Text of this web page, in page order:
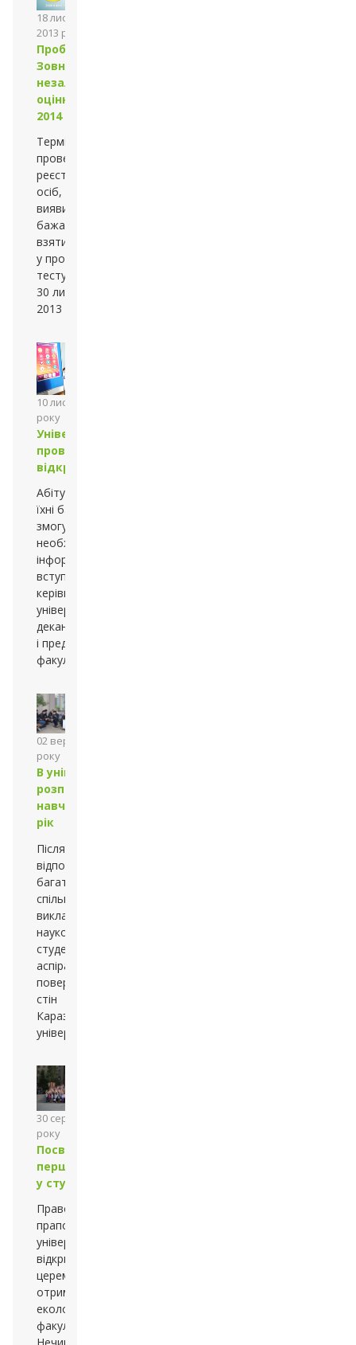
18 листопада
2013 року
Пробне
Зовнішнє
незалежне
оцінювання–
2014
Термін
проведення
реєстрації
осіб, які
виявили
бажання
взяти участь
у пробному
тестуванні: 1–
30 листопада
2013 року
10 листопада 2013
року
Університет
провів День
відкритих дверей
Абітурієнти та
їхні батьки отримали
змогу дізнатися всю
необхідну
інформацію щодо
вступу від
керівництва
університету,
деканів
і представників
факультетів
02 вересня 2013
року
В університеті
розпочався
навчальний
рік
Після літнього
відпочинку
багаточисельна
спільнота
викладачів,
науковців,
студентів та
аспірантів
повернулася до
стін
Каразінского
університету
30 серпня 2013
року
Посвята
першокурсників
у студенти
Право внесення
прапору
університету для
відкриття
церемонії
отримав студент
екологічного
факультету Денис